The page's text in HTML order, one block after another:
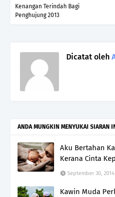
Kenangan Terindah Bagi
Penghujung 2013
Dicatat oleh
ANDA MUNGKIN MENYUKAI SIARAN
Aku Bertahan
Kerana Cinta
September 30, 2014
Kawin Muda